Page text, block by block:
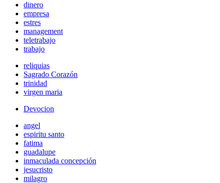
dinero
empresa
estres
management
teletrabajo
trabajo
reliquias
Sagrado Corazón
trinidad
virgen maria
Devocion
angel
espiritu santo
fatima
guadalupe
inmaculada concepción
jesucristo
milagro